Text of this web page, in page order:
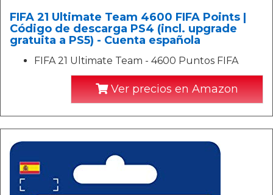
FIFA 21 Ultimate Team 4600 FIFA Points |
Código de descarga PS4 (incl. upgrade
gratuita a PS5) - Cuenta española
FIFA 21 Ultimate Team - 4600 Puntos FIFA
Ver precios en Amazon